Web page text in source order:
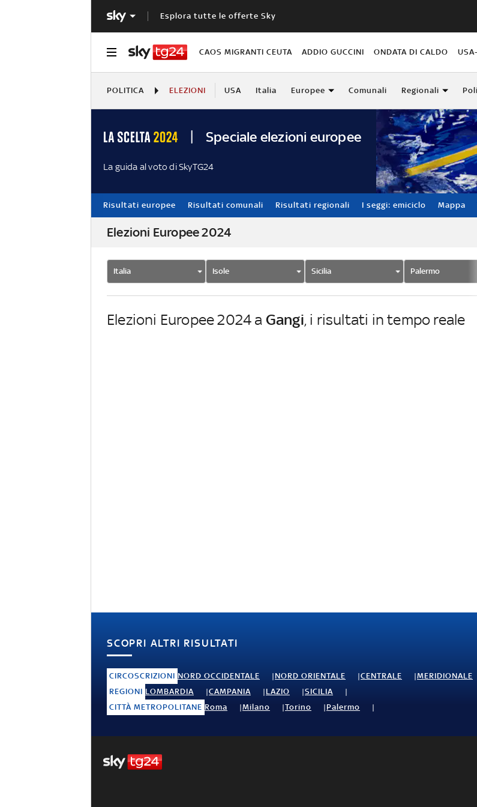
Esplora tutte le offerte Sky
CAOS MIGRANTI CEUTA ADDIO GUCCINI ONDATA DI CALDO
POLITICA ELEZIONI USA Italia Europee Comunali Regionali
Speciale elezioni europee
La guida al voto di SkyTG24
Risultati europee Risultati comunali Risultati regionali I seggi: emiciclo Mappa
Elezioni Europee 2024
Italia Isole Sicilia Palermo
Elezioni Europee 2024 a Gangi, i risultati in tempo reale
SCOPRI ALTRI RISULTATI
CIRCOSCRIZIONI NORD OCCIDENTALE NORD ORIENTALE CENTRALE MERIDIONALE
REGIONI LOMBARDIA CAMPANIA LAZIO
SICILIA
CITTÀ METROPOLITANE Roma Milano Torino Palermo